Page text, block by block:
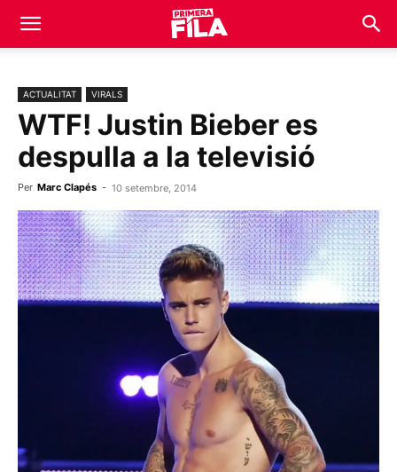
ACTUALITAT VIRALS
WTF! Justin Bieber es
despulla a la televisió
Per Marc Clapés - 10 setembre, 2014